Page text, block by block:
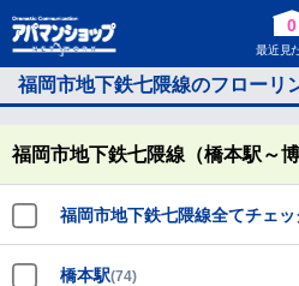
0
最近見
福岡市地下鉄七隈線のフローリ
福岡市地下鉄七隈線（橋本駅～博
福岡市地下鉄七隈線全てチェッ
橋本駅(74)